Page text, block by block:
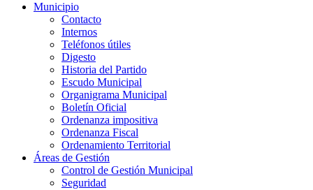
Municipio
Contacto
Internos
Teléfonos útiles
Digesto
Historia del Partido
Escudo Municipal
Organigrama Municipal
Boletín Oficial
Ordenanza impositiva
Ordenanza Fiscal
Ordenamiento Territorial
Áreas de Gestión
Control de Gestión Municipal
Seguridad